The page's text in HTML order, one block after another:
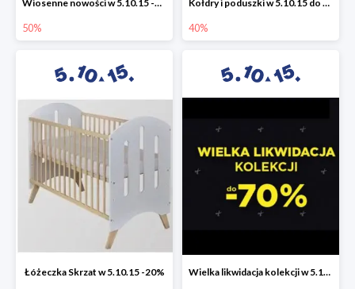
Wiosenne nowości w 5.10.15 -50%
50%
Kołdry i poduszki w 5.10.15 do -40%
40%
Łóżeczka Skrzat w 5.10.15 -20% Wielka likwidacja kolekcji w 5.10.15 do -70%